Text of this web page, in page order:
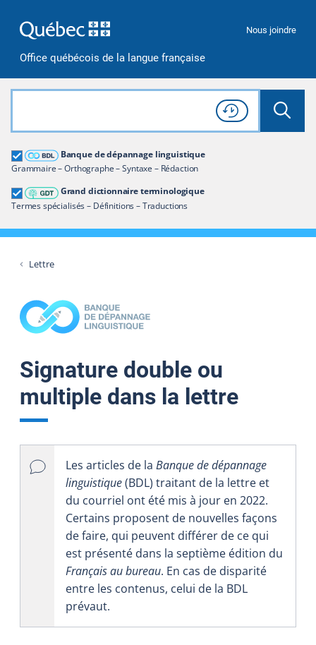
Office québécois de la langue française
Nous joindre
Rechercher dans tout le site
Lancer
Consulter l'
Historique
de recherche
Banque de dépannage linguistique
Grammaire – Orthographe – Syntaxe – Rédaction
Grand dictionnaire terminologique
Termes spécialisés – Définitions – Traductions
Grand dictionnaire terminologique
Restreindre aux termes
Lettre
Signature double ou
multiple dans la lettre
Les articles de la Banque de dépannage
linguistique(BDL) traitant de la lettre et
du courriel ont été mis à jour en 2022.
Certains proposent de nouvelles façons
de faire, qui peuvent différer de ce qui
est présenté dans la septième édition du
Français au bureau. En cas de disparité
entre les contenus, celui de la BDL
prévaut.